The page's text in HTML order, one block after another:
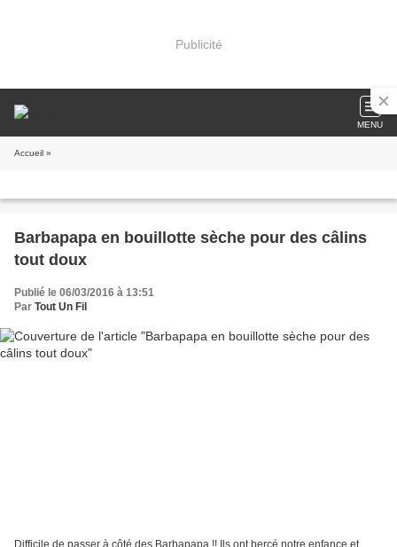
Publicité
MENU
Accueil »
Barbapapa en bouillotte sèche pour des câlins
tout doux
Publié le 06/03/2016 à 13:51
Par Tout Un Fil
Difficile de passer à côté des Barbapapa !! Ils ont bercé notre enfance et